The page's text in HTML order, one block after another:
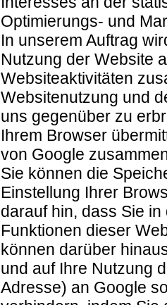
Optimierungs- und
In unserem Auftrag
Nutzung der Website
Websiteaktivitäten
Websitenutzung und
uns gegenüber zu
Ihrem Browser
von Google
Sie können die
Einstellung Ihrer
darauf hin, dass Sie
Funktionen dieser
können darüber
und auf Ihre Nutzung
Adresse) an Google